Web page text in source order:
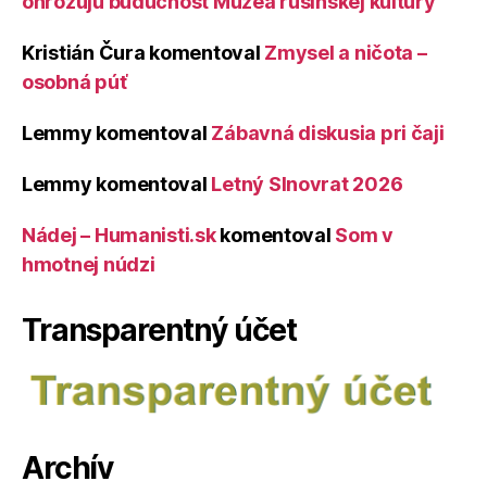
Kristián Čura komentoval Zmysel a ničota –
osobná púť
Lemmy komentoval Zábavná diskusia pri čaji
Lemmy komentoval Letný Slnovrat 2026
Nádej – Humanisti.skkomentoval Som v
hmotnej núdzi
Transparentný účet
Archív